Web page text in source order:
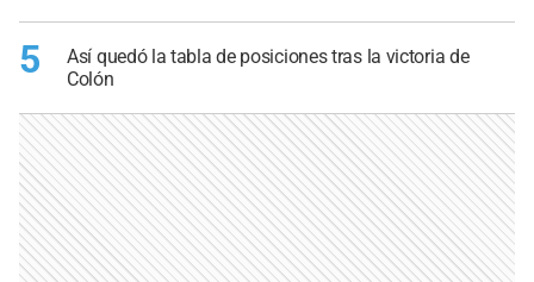
5
Así quedó la tabla de posiciones tras la victoria de
Colón